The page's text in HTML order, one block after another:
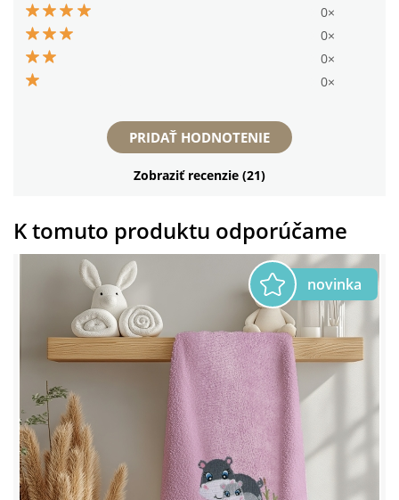
0×
0×
0×
0×
PRIDAŤ HODNOTENIE
Zobraziť recenzie (21)
K tomuto produktu odporúčame